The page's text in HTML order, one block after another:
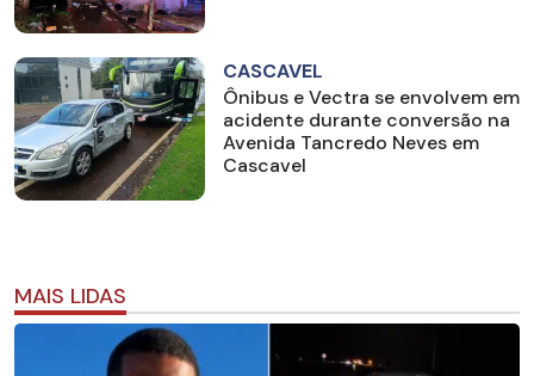
CASCAVEL
Ônibus e Vectra se envolvem em
acidente durante conversão na
Avenida Tancredo Neves em
Cascavel
MAIS LIDAS